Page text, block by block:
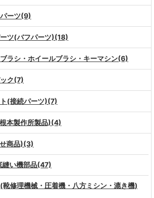
ーツ(9)
ーツ(バフパーツ)(18)
ラシ・ホイールブラシ・キーマシン(6)
ク(7)
(接続パーツ)(7)
本製作所製品)(4)
商品)(3)
縫い機部品(47)
靴修理機械・圧着機・八方ミシン・漉き機)